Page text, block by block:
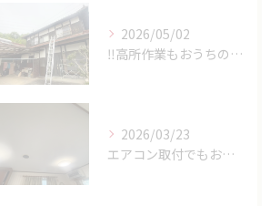
2026/05/02
‼高所作業もおうちの御用聞き家工房八本松へお任せください‼
2026/03/23
エアコン取付でもおうちの御用家工房にお任せください